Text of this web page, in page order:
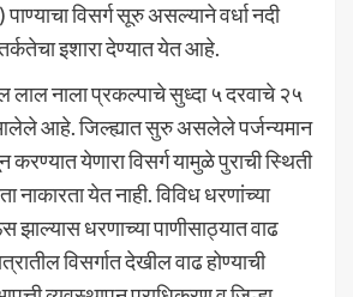
विसर्ग सूरु असल्याने वर्धा नदी
इशारा देण्यात येत आहे.
लाल नाला प्रकल्पाचे सुध्दा ५ दरवाचे २५
आहे. जिल्ह्यात सुरु असलेले पर्जन्यमान
येणारा विसर्ग यामुळे पुराची स्थिती
नाकारता येत नाही. विविध धरणांच्या
झाल्यास धरणाच्या पाणीसाठ्यात वाढ
विसर्गात देखील वाढ होण्याची